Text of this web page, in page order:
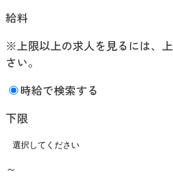
給料
※上限以上の求人を見るには、
さい。
時給で検索する
下限
～